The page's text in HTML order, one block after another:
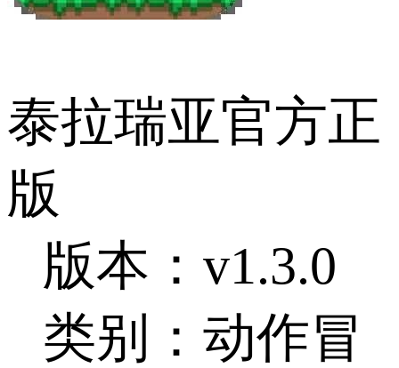
泰拉瑞亚官方正
版
版本：v1.3.0
类别：动作冒